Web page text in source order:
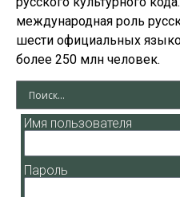
международная роль
шести официальных
более 250 млн человек.
Имя пользователя
Пароль